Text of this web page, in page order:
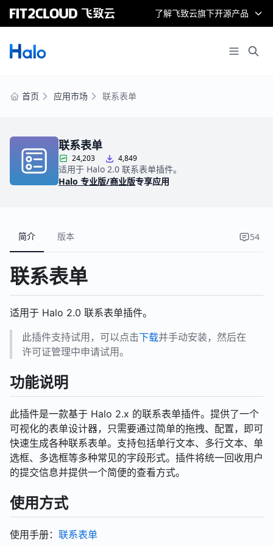
了解飞致云旗下开源产品
首页 应用市场 联系表单
联系表单
24,203 4,849
适用于 Halo 2.0 联系表单插件。
Halo 专业版/商业版专享应用
简介 版本 54
联系表单
适用于 Halo 2.0 联系表单插件。
此插件支持试用，可以点击下载并手动安装，然后在
许可证管理中申请试用。
功能说明
此插件是一款基于 Halo 2.x 的联系表单插件。提供了一个
可视化的表单设计器，只需要通过简单的拖拽、配置，即可
快速生成各种联系表单。支持包括单行文本、多行文本、单
选框、多选框等多种常见的字段形式。插件将统一回收用户
的提交信息并提供一个简便的查看方式。
使用方式
使用手册： 联系表单